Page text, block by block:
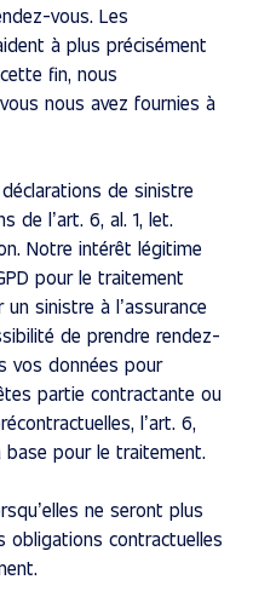
vous. Les
à plus précisément
fin, nous
nous avez fournies à
de sinistre
de l’art. 6, al. 1, let.
Notre intérêt légitime
pour le traitement
sinistre à l’assurance
de prendre rendez-
vos données pour
partie contractante ou
l’art. 6,
base pour le traitement.
ne seront plus
obligations contractuelles